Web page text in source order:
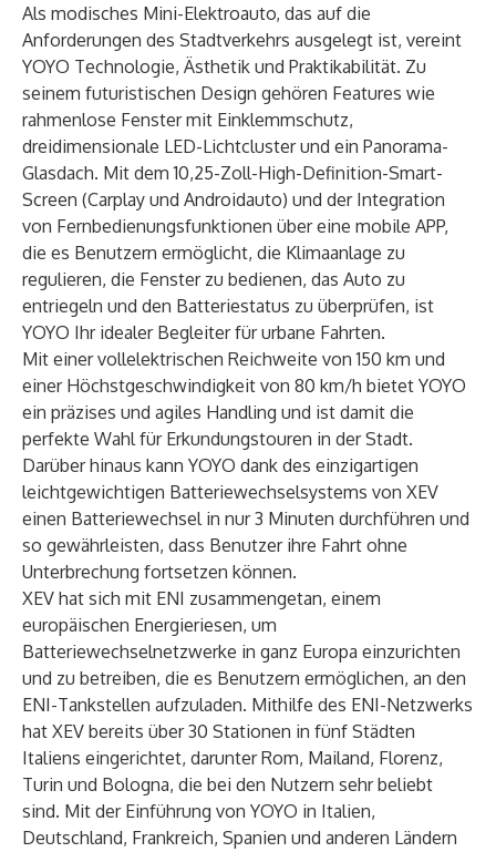
Als modisches Mini-Elektroauto, das auf die
Anforderungen des Stadtverkehrs ausgelegt ist, vereint
YOYO Technologie, Ästhetik und Praktikabilität. Zu
seinem futuristischen Design gehören Features wie
rahmenlose Fenster mit Einklemmschutz,
dreidimensionale LED-Lichtcluster und ein Panorama-
Glasdach. Mit dem 10,25-Zoll-High-Definition-Smart-
Screen (Carplay und Androidauto) und der Integration
von Fernbedienungsfunktionen über eine mobile APP,
die es Benutzern ermöglicht, die Klimaanlage zu
regulieren, die Fenster zu bedienen, das Auto zu
entriegeln und den Batteriestatus zu überprüfen, ist
YOYO Ihr idealer Begleiter für urbane Fahrten.
Mit einer vollelektrischen Reichweite von 150 km und
einer Höchstgeschwindigkeit von 80 km/h bietet YOYO
ein präzises und agiles Handling und ist damit die
perfekte Wahl für Erkundungstouren in der Stadt.
Darüber hinaus kann YOYO dank des einzigartigen
leichtgewichtigen Batteriewechselsystems von XEV
einen Batteriewechsel in nur 3 Minuten durchführen und
so gewährleisten, dass Benutzer ihre Fahrt ohne
Unterbrechung fortsetzen können.
XEV hat sich mit ENI zusammengetan, einem
europäischen Energieriesen, um
Batteriewechselnetzwerke in ganz Europa einzurichten
und zu betreiben, die es Benutzern ermöglichen, an den
ENI-Tankstellen aufzuladen. Mithilfe des ENI-Netzwerks
hat XEV bereits über 30 Stationen in fünf Städten
Italiens eingerichtet, darunter Rom, Mailand, Florenz,
Turin und Bologna, die bei den Nutzern sehr beliebt
sind. Mit der Einführung von YOYO in Italien,
Deutschland, Frankreich, Spanien und anderen Ländern